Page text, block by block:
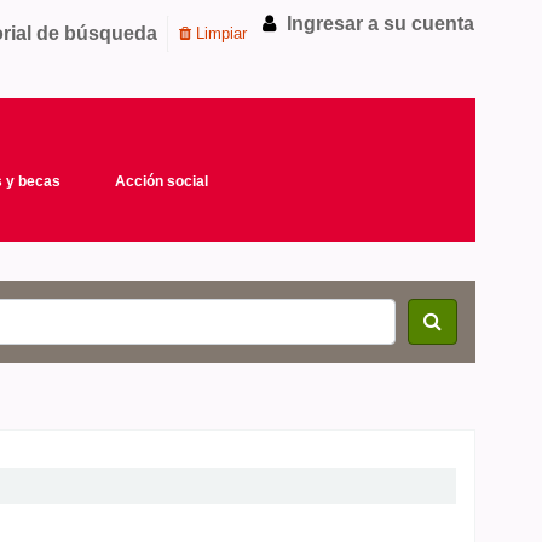
de búsqueda Limpiar Ingresar a su cuenta
y becas Acción social